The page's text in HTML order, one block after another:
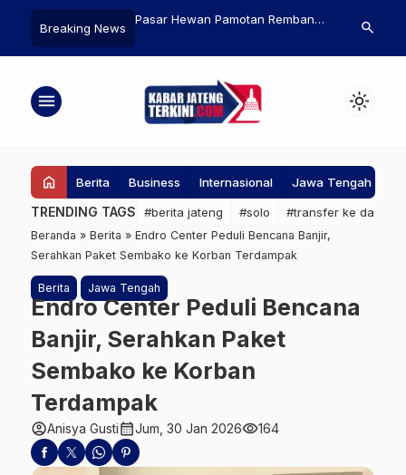
Breaking News
Pamotan Rembang
Lebih Modern
Inilah 5 Jobdesk Content Creator
Kreativitas
Menteri
search
menu light_mode
home Berita Business Internasional Jawa Tengah
TRENDING TAGS #berita jateng #solo #transfer ke daerah
Beranda » Berita » Endro Center Peduli Bencana Banjir,
Serahkan Paket Sembako ke Korban Terdampak
Berita Jawa Tengah
Endro Center Peduli Bencana
Banjir, Serahkan Paket
Sembako ke Korban
Terdampak
account_circleAnisya Gusticalendar_monthJum, 30 Jan 2026visibility164